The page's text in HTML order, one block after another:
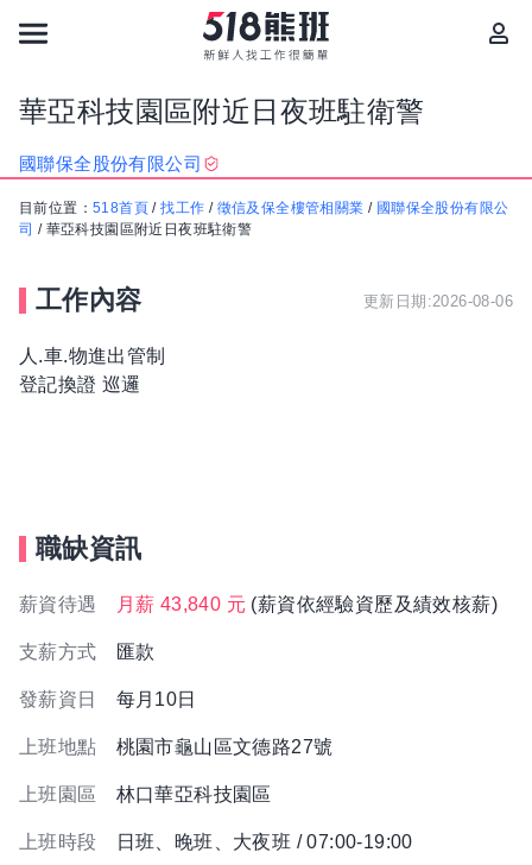
華亞科技園區附近日夜班駐衛警
國聯保全股份有限公司
目前位置： 518首頁 /找工作 / 徵信及保全樓管相關業 / 國聯保全股份有限公
司 / 華亞科技園區附近日夜班駐衛警
工作內容 更新日期:2026-08-06
人.車.物進出管制
登記換證 巡邏
職缺資訊
薪資待遇 月薪 43,840 元 (薪資依經驗資歷及績效核薪)
支薪方式 匯款
發薪資日 每月10日
上班地點 桃園市龜山區文德路27號
上班園區 林口華亞科技園區
上班時段 日班、晚班、大夜班 / 07:00-19:00